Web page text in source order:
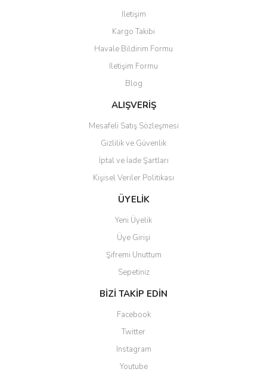
İletişim
Kargo Takibi
Havale Bildirim Formu
İletişim Formu
Blog
ALIŞVERİŞ
Mesafeli Satış Sözleşmesi
Gizlilik ve Güvenlik
İptal ve İade Şartları
Kişisel Veriler Politikası
ÜYELİK
Yeni Üyelik
Üye Girişi
Şifremi Unuttum
Sepetiniz
BİZİ TAKİP EDİN
Facebook
Twitter
Instagram
Youtube